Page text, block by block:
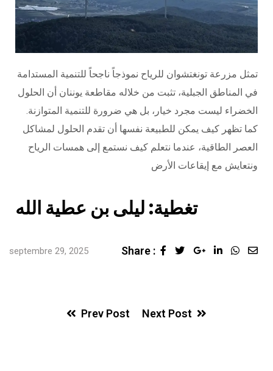
تمثل مزرعة تونغتشوان للرياح نموذجاً ناجحاً للتنمية المستدامة
في المناطق الجبلية، تثبت من خلاله مقاطعة يوننان أن الحلول
الخضراء ليست مجرد خيار، بل هي ضرورة للتنمية المتوازنة.
كما تظهر كيف يمكن للطبيعة نفسها أن تقدم الحلول لمشاكل
العصر الطاقية، عندما نتعلم كيف نستمع إلى همسات الرياح
ونتعايش مع إيقاعات الأرض
تغطية: ليلى بن عطية الله
septembre 29, 2025 Share :
Prev Post Next Post